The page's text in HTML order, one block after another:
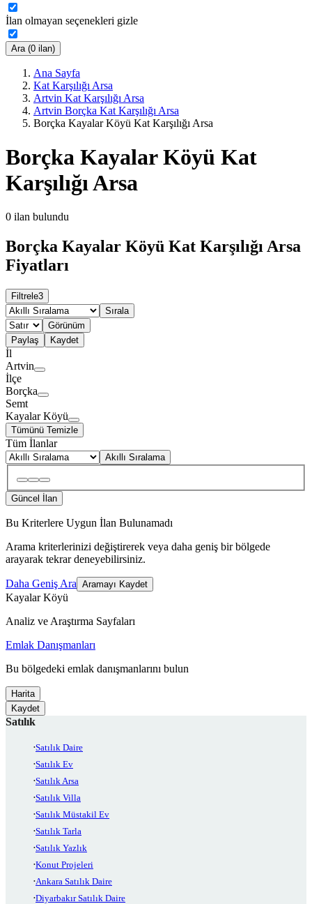
İlan olmayan seçenekleri gizle
Ara (0 ilan)
Ana Sayfa
Kat Karşılığı Arsa
Artvin Kat Karşılığı Arsa
Artvin Borçka Kat Karşılığı Arsa
Borçka Kayalar Köyü Kat Karşılığı Arsa
Borçka Kayalar Köyü Kat
Karşılığı Arsa
0 ilan bulundu
Borçka Kayalar Köyü Kat Karşılığı Arsa
Fiyatları
Filtrele3
Sırala
Görünüm
Paylaş
Kaydet
İl
Artvin
İlçe
Borçka
Semt
Kayalar Köyü
Tümünü Temizle
Tüm İlanlar
Akıllı Sıralama
Güncel İlan
Bu Kriterlere Uygun İlan Bulunamadı
Arama kriterlerinizi değiştirerek veya daha geniş bir bölgede
arayarak tekrar deneyebilirsiniz.
Daha Geniş Ara Aramayı Kaydet
Kayalar Köyü
Analiz ve Araştırma Sayfaları
Emlak Danışmanları
Bu bölgedeki emlak danışmanlarını bulun
Harita
Kaydet
Satılık
Satılık Daire
Satılık Ev
Satılık Arsa
Satılık Villa
Satılık Müstakil Ev
Satılık Tarla
Satılık Yazlık
Konut Projeleri
Ankara Satılık Daire
Diyarbakır Satılık Daire